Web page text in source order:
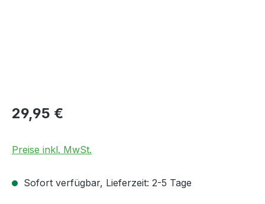
Regulärer Preis:
29,95 €
Preise inkl. MwSt.
Sofort verfügbar, Lieferzeit: 2-5 Tage